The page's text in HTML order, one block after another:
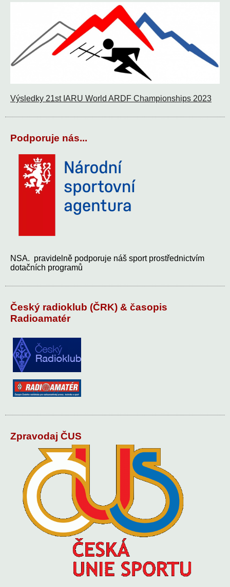
Výsledky 21st IARU World ARDF Championships 2023
Podporuje nás...
NSA. pravidelně podporuje náš sport prostřednictvím
dotačních programů
Český radioklub (ČRK) & časopis
Radioamatér
Zpravodaj ČUS